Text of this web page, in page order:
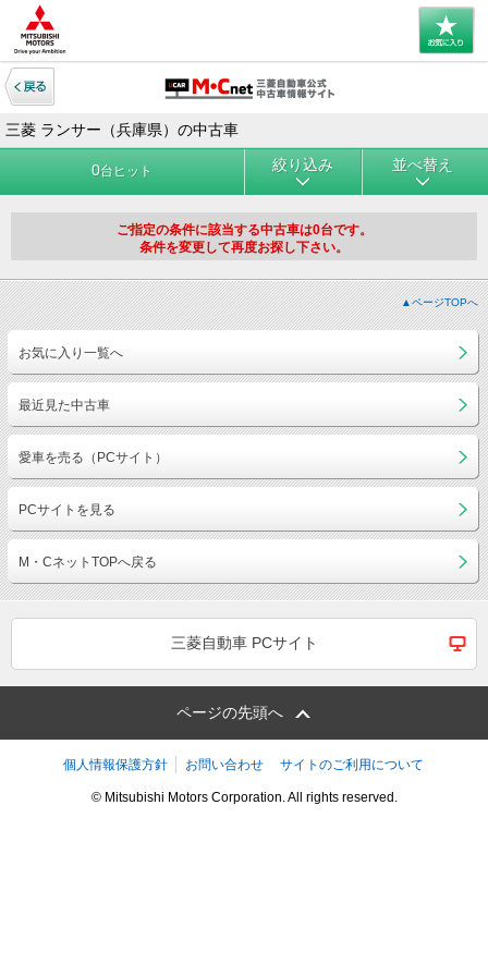
三菱 ランサー（兵庫県）の中古車
0台ヒット 絞り込み 並べ替え
ご指定の条件に該当する中古車は0台です。
条件を変更して再度お探し下さい。
▲ページTOPへ
お気に入り一覧へ
最近見た中古車
愛車を売る（PCサイト）
PCサイトを見る
M・CネットTOPへ戻る
三菱自動車 PCサイト
ページの先頭へ
個人情報保護方針 お問い合わせ サイトのご利用について
© Mitsubishi Motors Corporation. All rights reserved.